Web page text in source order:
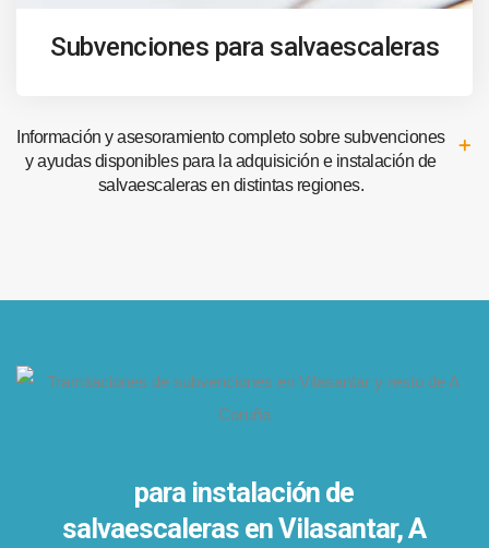
Subvenciones para salvaescaleras
Información y asesoramiento completo sobre subvenciones
y ayudas disponibles para la adquisición e instalación de
salvaescaleras en distintas regiones.
para instalación de
salvaescaleras enVilasantar, A